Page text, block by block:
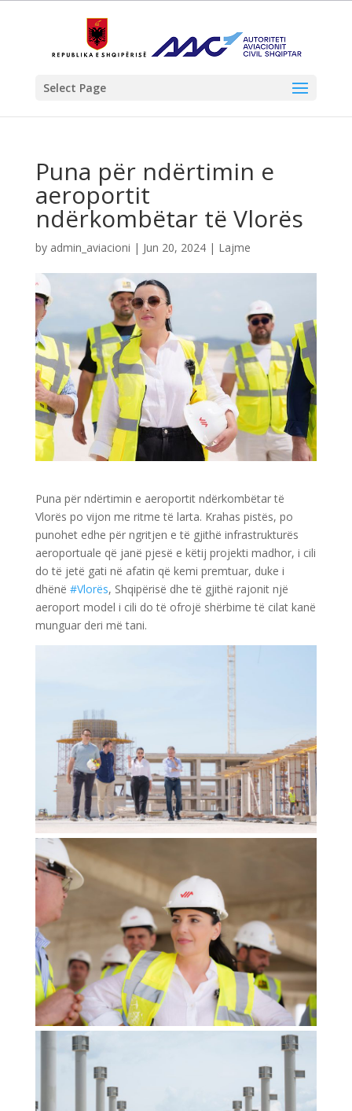
Select Page
Puna për ndërtimin e
aeroportit
ndërkombëtar të Vlorës
by admin_aviacioni | Jun 20, 2024| Lajme
Puna për ndërtimin e aeroportit ndërkombëtar të
Vlorës po vijon me ritme të larta. Krahas pistës, po
punohet edhe për ngritjen e të gjithë infrastrukturës
aeroportuale që janë pjesë e këtij projekti madhor, i cili
do të jetë gati në afatin që kemi premtuar, duke i
dhënë #Vlorës, Shqipërisë dhe të gjithë rajonit një
aeroport model i cili do të ofrojë shërbime të cilat kanë
munguar deri më tani.